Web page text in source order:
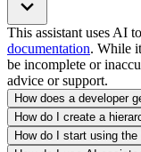
This assistant uses AI
documentation. While
be incomplete or
advice or support.
How does a developer
How do I create a
How do I start using